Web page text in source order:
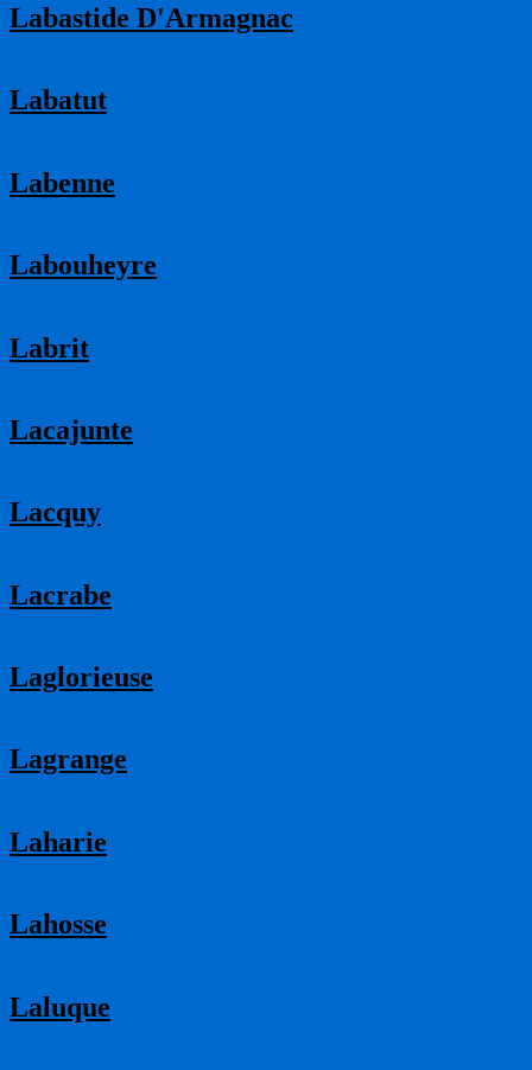
Labastide D'Armagnac
Labatut
Labenne
Labouheyre
Labrit
Lacajunte
Lacquy
Lacrabe
Laglorieuse
Lagrange
Laharie
Lahosse
Laluque